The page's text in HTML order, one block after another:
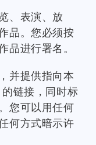
、表演、放
品。您必须按
品进行署名。
并提供指向本
链接，同时标
您可以用任何
何方式暗示许